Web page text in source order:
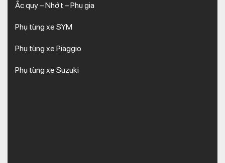
Ắc quy – Nhớt – Phụ gia
Phụ tùng xe SYM
Phụ tùng xe Piaggio
Phụ tùng xe Suzuki